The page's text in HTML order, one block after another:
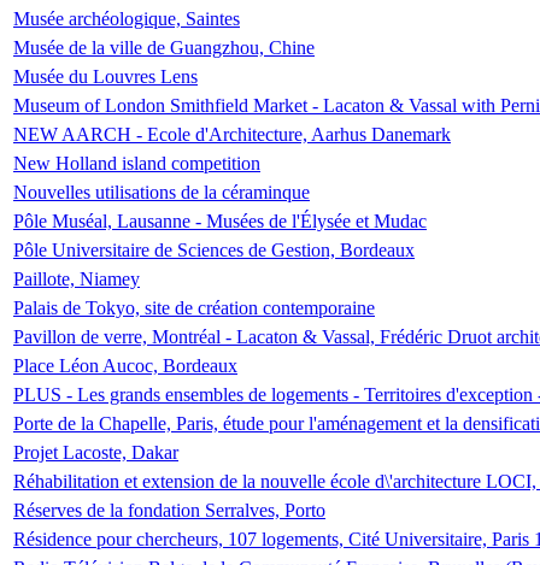
Musée archéologique, Saintes
Musée de la ville de Guangzhou, Chine
Musée du Louvres Lens
Museum of London Smithfield Market - Lacaton & Vassal with
NEW AARCH - Ecole d'Architecture, Aarhus Danemark
New Holland island competition
Nouvelles utilisations de la céraminque
Pôle Muséal, Lausanne - Musées de l'Élysée et Mudac
Pôle Universitaire de Sciences de Gestion, Bordeaux
Paillote, Niamey
Palais de Tokyo, site de création contemporaine
Pavillon de verre, Montréal - Lacaton & Vassal, Frédéric Druot
Place Léon Aucoc, Bordeaux
PLUS - Les grands ensembles de logements - Territoires
Porte de la Chapelle, Paris, étude pour l'aménagement et la
Projet Lacoste, Dakar
Réhabilitation et extension de la nouvelle école d\'architecture
Réserves de la fondation Serralves, Porto
Résidence pour chercheurs, 107 logements, Cité Universitaire, Paris